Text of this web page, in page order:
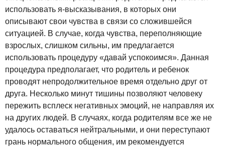
использовать я-высказывания, в которых они
описывают свои чувства в связи со сложившейся
ситуацией. В случае, когда чувства, переполняющие
взрослых, слишком сильны, им предлагается
использовать процедуру «давай успокоимся». Данная
процедура предполагает, что родитель и ребенок
проводят непродолжительное время отдельно друг от
друга. Несколько минут тишины позволяют человеку
пережить всплеск негативных эмоций, не направляя их
на других людей. В случаях, когда родителям все же не
удалось оставаться нейтральными, и они переступают
грань нормального общения, им рекомендуется